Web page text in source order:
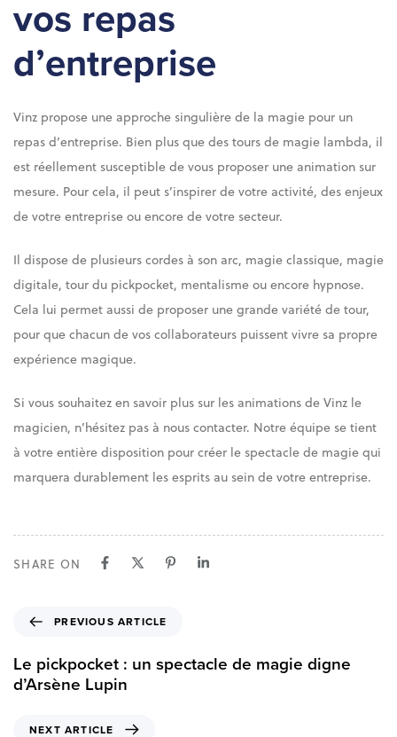
vos repas
d’entreprise
Vinz propose une approche singulière de la magie pour un
repas d’entreprise. Bien plus que des tours de magie lambda, il
est réellement susceptible de vous proposer une animation sur
mesure. Pour cela, il peut s’inspirer de votre activité, des enjeux
de votre entreprise ou encore de votre secteur.
Il dispose de plusieurs cordes à son arc, magie classique, magie
digitale, tour du pickpocket, mentalisme ou encore hypnose.
Cela lui permet aussi de proposer une grande variété de tour,
pour que chacun de vos collaborateurs puissent vivre sa propre
expérience magique.
Si vous souhaitez en savoir plus sur les animations de Vinz le
magicien, n’hésitez pas à nous contacter. Notre équipe se tient
à votre entière disposition pour créer le spectacle de magie qui
marquera durablement les esprits au sein de votre entreprise.
SHARE ON
e
v
i
PREVIOUS ARTICLE
Le pickpocket : un spectacle de magie digne
d’Arsène Lupin
NEXT ARTICLE